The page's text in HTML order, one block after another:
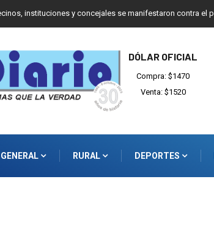
instituciones y concejales se manifestaron contra el
DÓLAR OFICIAL
Compra: $1470
Venta: $1520
GENERAL RURAL DEPORTES